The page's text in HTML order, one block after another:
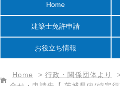
Home
建築士免許申請
お役立ち情報
Home > 行政・関係団体より